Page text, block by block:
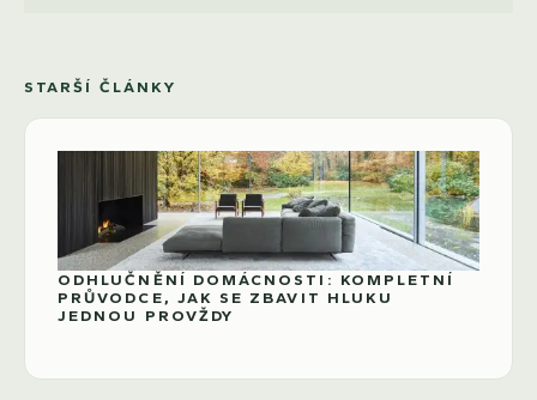
STARŠÍ ČLÁNKY
ODHLUČNĚNÍ DOMÁCNOSTI: KOMPLETNÍ
PRŮVODCE, JAK SE ZBAVIT HLUKU
JEDNOU PROVŽDY